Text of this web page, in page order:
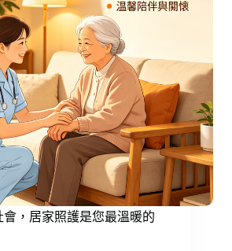
，居家照護是您最溫暖的